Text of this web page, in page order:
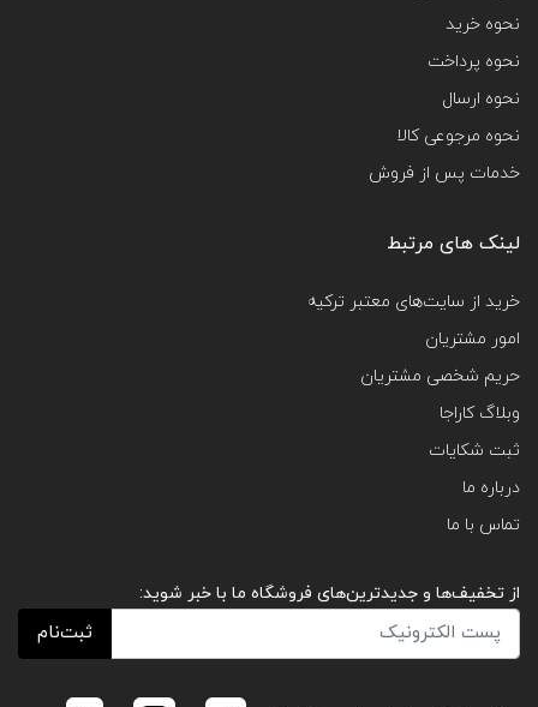
نحوه خرید
نحوه پرداخت
نحوه ارسال
نحوه مرجوعی کالا
خدمات پس از فروش
لینک های مرتبط
خرید از سایت‌های معتبر ترکیه
امور مشتریان
حریم شخصی مشتریان
وبلاگ کاراجا
ثبت شکایات
درباره ما
تماس با ما
از تخفیف‌ها و جدیدترین‌های فروشگاه ما با خبر شوید:
ثبت‌نام